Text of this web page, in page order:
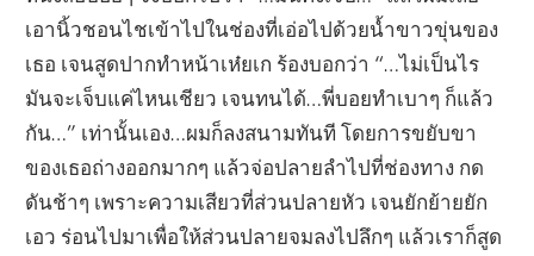
เอานิ้วชอนไชเข้าไปในช่องที่เอ่อไปด้วยน้ำขาวขุ่นของ
เธอ เจนสูดปากทำหน้าเห๋ยเก ร้องบอกว่า “…ไม่เป็นไร
มันจะเจ็บแค่ไหนเชียว เจนทนได้…พี่บอยทำเบาๆ ก็แล้ว
กัน…” เท่านั้นเอง…ผมก็ลงสนามทันที โดยการขยับขา
ของเธอถ่างออกมากๆ แล้วจ่อปลายลำไปที่ช่องทาง กด
ดันช้าๆ เพราะความเสียวที่ส่วนปลายหัว เจนยักย้ายยัก
เอว ร่อนไปมาเพื่อให้ส่วนปลายจมลงไปลึกๆ แล้วเราก็สูด